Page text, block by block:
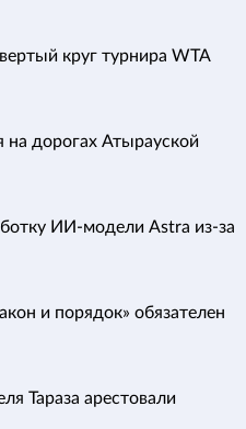
круг турнира WTA
на дорогах Атырауской
ИИ-модели Astra из-за
и порядок» обязателен
Тараза арестовали